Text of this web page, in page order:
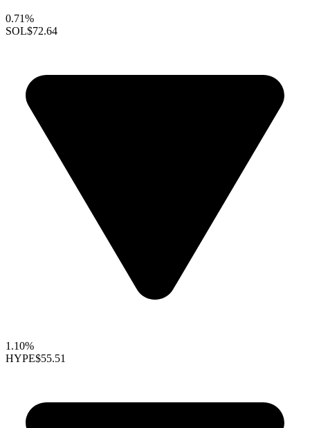
0.71%
SOL$72.64
1.10%
HYPE$55.51